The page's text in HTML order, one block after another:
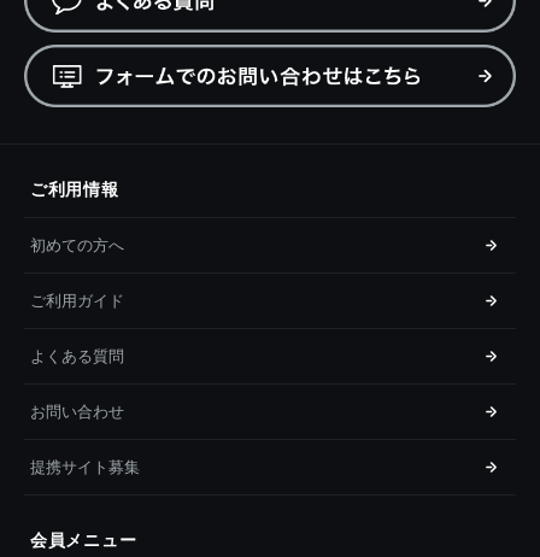
ご利用情報
初めての方へ
ご利用ガイド
よくある質問
お問い合わせ
提携サイト募集
会員メニュー